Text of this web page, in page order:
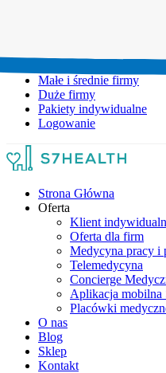
Małe i średnie firmy
Duże firmy
Pakiety indywidualne
Logowanie
Strona Główna
Oferta
Klient
Oferta dla firm
Medycyna pracy i
Telemedycyna
Concierge
Aplikacja mobilna
Placówki
O nas
Blog
Sklep
Kontakt